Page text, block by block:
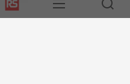
Trimite mesaj raspundem